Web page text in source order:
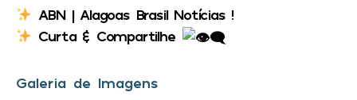
ABN | Alagoas Brasil Notícias !
Curta & Compartilhe
Galeria de Imagens